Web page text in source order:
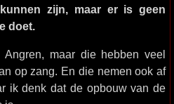
zijn, maar er is geen
doet.
maar die hebben veel
op zang. En die nemen ook af
ik denk dat de opbouw van de